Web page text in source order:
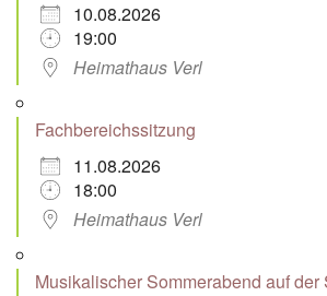
10.08.2026
19:00
Heimathaus Verl
Fachbereichssitzung
11.08.2026
18:00
Heimathaus Verl
Musikalischer Sommerabend auf